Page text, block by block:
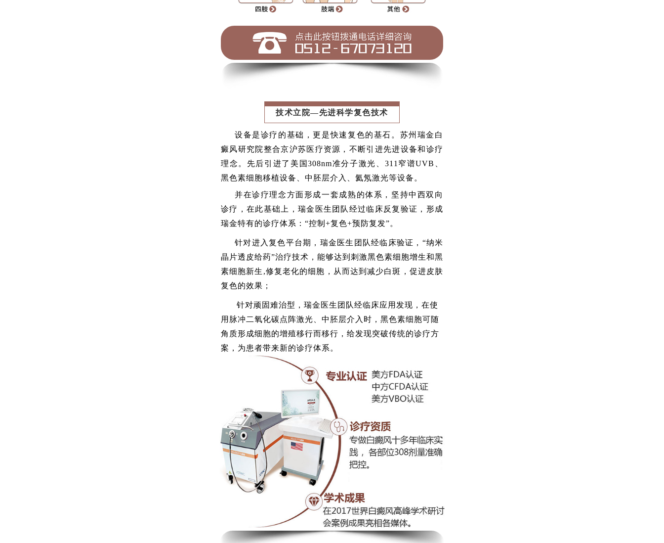
技术立院—先进科学复色技术
设备是诊疗的基础，更是快速复色的基石。苏州瑞金白
癜风研究院整合京沪苏医疗资源，不断引进先进设备和诊疗
理念。先后引进了美国308nm准分子激光、311窄谱UVB、
黑色素细胞移植设备、中胚层介入、氦氖激光等设备。
并在诊疗理念方面形成一套成熟的体系，坚持中西双向
诊疗，在此基础上，瑞金医生团队经过临床反复验证，形成
瑞金特有的诊疗体系：“控制+复色+预防复发”。
针对进入复色平台期，瑞金医生团队经临床验证，“纳米
晶片透皮给药”治疗技术，能够达到刺激黑色素细胞增生和黑
素细胞新生,修复老化的细胞，从而达到减少白斑，促进皮肤
复色的效果；
针对顽固难治型，瑞金医生团队经临床应用发现，在使
用脉冲二氧化碳点阵激光、中胚层介入时，黑色素细胞可随
角质形成细胞的增殖移行而移行，给发现突破传统的诊疗方
案，为患者带来新的诊疗体系。